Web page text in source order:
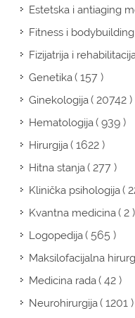
Estetska i antiaging
Fitness i bodybuilding
Fizijatrija i
Genetika( 157 )
Ginekologija( 20742 )
Hematologija( 939 )
Hirurgija( 1622 )
Hitna stanja( 277 )
Klinička psihologija(
Kvantna medicina( 2 )
Logopedija( 565 )
Maksilofacijalna
Medicina rada( 42 )
Neurohirurgija( 1201 )